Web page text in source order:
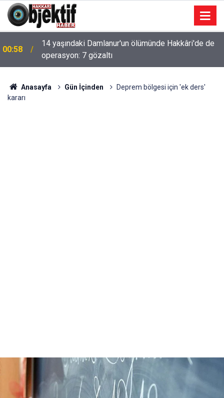
00:58
14 yaşındaki Damlanur'un ölümünde Hakkâri'de de
operasyon: 7 gözaltı
Anasayfa Gün İçinden
Deprem bölgesi için 'ek ders'
kararı